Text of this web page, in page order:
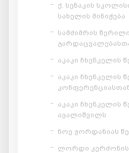
ქ. სენაკის
სახელის მინიჭება
სამძიმრის
აკაკი ჩხენკელის
აკაკი ჩხენკელის
აკაკი ჩხენკელის
ავალიშვილს
ნოე ჟორდანიას
ლორდი